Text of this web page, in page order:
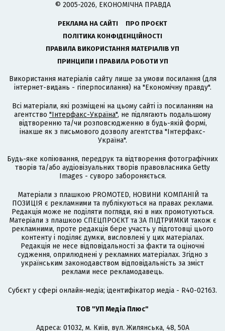
© 2005-2026, ЕКОНОМІЧНА ПРАВДА
РЕКЛАМА НА САЙТІ
ПРО ПРОЄКТ
ПОЛІТИКА КОНФІДЕНЦІЙНОСТІ
ПРАВИЛА ВИКОРИСТАННЯ МАТЕРІАЛІВ УП
ПРИНЦИПИ І ПРАВИЛА РОБОТИ УП
Використання матеріалів сайту лише за умови посилання (для
інтернет-видань - гіперпосилання) на "Економічну правду".
Всі матеріали, які розміщені на цьому сайті із посиланням на
агентство "Інтерфакс-Україна", не підлягають подальшому
відтворенню та/чи розповсюдженню в будь-якій формі,
інакше як з письмового дозволу агентства "Інтерфакс-
Україна".
Будь-яке копіювання, передрук та відтворення фотографічних
творів та/або аудіовізуальних творів правовласника Getty
Images - суворо забороняється.
Матеріали з плашкою PROMOTED, НОВИНИ КОМПАНІЙ та
ПОЗИЦІЯ є рекламними та публікуються на правах реклами.
Редакція може не поділяти погляди, які в них промотуються.
Матеріали з плашкою СПЕЦПРОЄКТ та ЗА ПІДТРИМКИ також є
рекламними, проте редакція бере участь у підготовці цього
контенту і поділяє думки, висловлені у цих матеріалах.
Редакція не несе відповідальності за факти та оціночні
судження, оприлюднені у рекламних матеріалах. Згідно з
українським законодавством відповідальність за зміст
реклами несе рекламодавець.
Cубєкт у сфері онлайн-медіа; ідентифікатор медіа - R40-02163.
ТОВ "УП Медіа Плюс"
Адреса: 01032, м. Київ, вул. Жилянська, 48, 50А